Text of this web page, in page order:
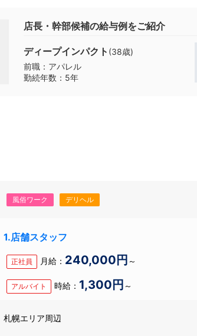
店長・幹部候補の給与例をご紹介
ディープインパクト (38歳)
前職：アパレル
勤続年数：5年
風俗ワーク デリヘル
1.店舗スタッフ
正社員 月給： 240,000円 ～
アルバイト 時給： 1,300円 ～
札幌エリア周辺